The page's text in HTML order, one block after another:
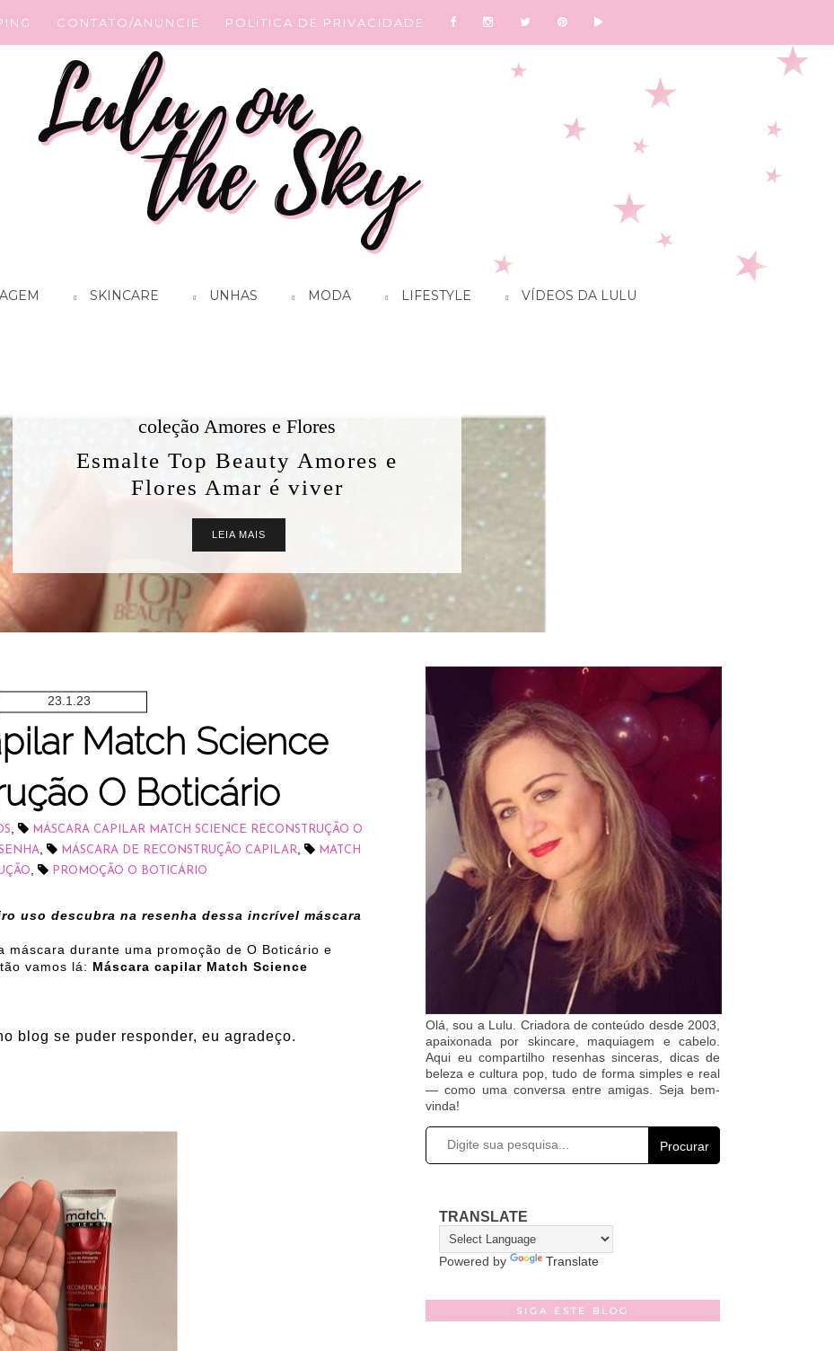
CONTATO/ANUNCIE POLÍTICA DE PRIVACIDADE
SKINCARE UNHAS MODA LIFESTYLE VÍDEOS DA LULU
coleção Amores e Flores
Esmalte Top Beauty Amores e
Flores Amar é viver
LEIA MAIS
23.1.23
Match Science
O Boticário
MÁSCARA CAPILAR MATCH SCIENCE RECONSTRUÇÃO O
MÁSCARA DE RECONSTRUÇÃO CAPILAR
MATCH
PROMOÇÃO O BOTICÁRIO
uso descubra na resenha dessa incrível máscara
máscara durante uma promoção de O Boticário e
vamos lá: Máscara capilar Match Science
blog se puder responder, eu agradeço.
Olá, sou a Lulu. Criadora de conteúdo desde 2003,
apaixonada por skincare, maquiagem e cabelo.
Aqui eu compartilho resenhas sinceras, dicas de
beleza e cultura pop, tudo de forma simples e real
— como uma conversa entre amigas. Seja bem-
vinda!
Procurar
TRANSLATE
Powered by Translate
SIGA ESTE BLOG